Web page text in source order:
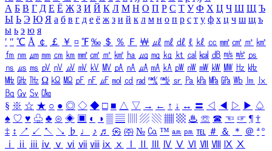
А Б В Г Д Е Ё Ж З И Й К Л М Н О П Р С Т У Ф Х Ц Ч Ш Щ Ъ
Ы Ь Э Ю Я а б в г д е ё ж з и й к л м н о п р с т у ф х ц ч ш щ ъ
ы ь э ю я
′ ″ ℃ Å ￠ ￡ ￥ ¤ ℉ ‰ ＄ ％ Ｆ ￦ ㎕ ㎖ ㎗ ℓ ㎘ ㏄ ㎣ ㎤ ㎥ ㎦
㎙ ㎚ ㎛ ㎜ ㎝ ㎞ ㎟ ㎠ ㎡ ㎢ ㏊ ㎍ ㎎ ㎏ ㏏ ㎈ ㎉ ㏈ ㎧ ㎨ ㎰
㎱ ㎲ ㎳ ㎴ ㎵ ㎶ ㎷ ㎸ ㎹ ㎀ ㎁ ㎂ ㎃ ㎄ ㎺ ㎻ ㎽ ㎾ ㎿ ㎐ ㎑
㎒ ㎓ ㎔ Ω ㏀ ㏁ ㎊ ㎋ ㎌ ㏖ ㏅ ㎭ ㎮ ㎯ ㏛ ㎩ ㎪ ㎫ ㎬ ㏝ ㏐
㏓
㏃ ㏉ ㏜ ㏆
§ ※ ☆ ★ ○ ● ◎ ◇ ◆ □ ■ △ ▽ → ← ↑ ↓ ↔ 〓 ◁ ◀ ▷ ▶ ♤
♠ ♡ ♥ ♧ ♣ ⊙ ◈ ▣ ◐ ◑ ▒ ▤ ▨ ▧ ▦ ▩ ♨ ☏ ☎ ☜ ☞ ¶ †
‡ ↕ ↗ ↙ ↖ ↘ ♭ ♩ ♪ ♬ ㉿ ㈜ № ㏇ ™ ㏂ ㏘ ℡ ＃ ＆ ＊ ＠ ª º
ⅰ
ⅱ ⅲ ⅳ ⅴ ⅵ ⅶ ⅷ ⅸ ⅹ Ⅳ Ⅴ Ⅵ Ⅶ Ⅷ Ⅸ Ⅹ